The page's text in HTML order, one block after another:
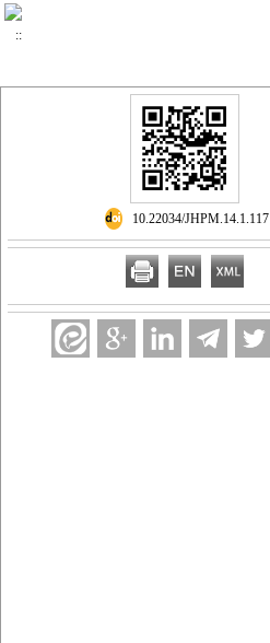
‎ 10.22034/JHPM.14.1.117